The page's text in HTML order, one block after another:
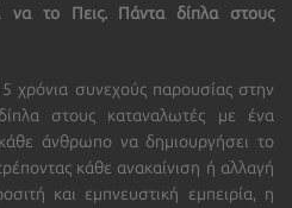
να το Πεις. Πάντα δίπλα στους
χρόνια συνεχούς παρουσίας στην
στους καταναλωτές με ένα
άνθρωπο να δημιουργήσει το
κάθε ανακαίνιση ή αλλαγή
και εμπνευστική εμπειρία, η